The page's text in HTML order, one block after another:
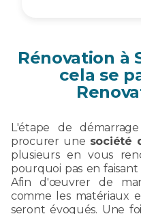
Rénovation à
cela se
L'étape de
procurer une société
plusieurs en vous
pourquoi pas en faisant
Afin d'œuvrer de
comme les matériaux
seront évoqués. Une